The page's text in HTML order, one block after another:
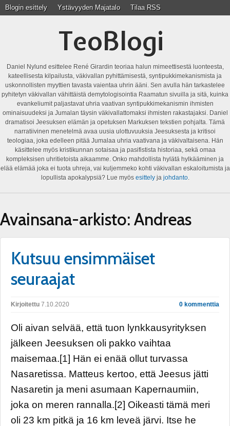
Blogin esittely Ystävyyden Majatalo Tilaa RSS
TeoBlogi
Daniel Nylund esittelee René Girardin teoriaa halun mimeettisestä luonteesta,
kateellisesta kilpailusta, väkivallan pyhittämisestä, syntipukkimekanismista ja
uskonnollisten myyttien tavasta vaientaa uhrin ääni. Sen avulla hän tarkastelee
pyhitetyn väkivallan vähittäistä demytologisointia Raamatun sivuilla ja sitä, kuinka
evankeliumit paljastavat uhria vaativan syntipukkimekanismin ihmisten
ominaisuudeksi ja Jumalan täysin väkivallattomaksi ihmisten rakastajaksi. Daniel
dramatisoi Jeesuksen elämän ja opetuksen Markuksen tekstien pohjalta. Tämä
narratiivinen menetelmä avaa uusia ulottuvuuksia Jeesuksesta ja kritisoi
teologiaa, joka edelleen pitää Jumalaa uhria vaativana ja väkivaltaisena. Hän
käsittelee myös kristikunnan sotaisaa ja pasifistista historiaa, sekä omaa
kompleksisen uhritietoista aikaamme. Onko mahdollista hylätä hylkääminen ja
elää elämää joka ei tuota uhreja, vai kuljemmeko kohti väkivallan eskaloitumista ja
lopullista apokalypsiä? Lue myös esittelyja johdanto.
Avainsana-arkisto: Andreas
Kutsuu ensimmäiset
seuraajat
Kirjoitettu 7.10.2020 0 kommenttia
Oli aivan selvää, että tuon lynkkausyrityksen
jälkeen Jeesuksen oli pakko vaihtaa
maisemaa.[1] Hän ei enää ollut turvassa
Nasaretissa. Matteus kertoo, että Jeesus jätti
Nasaretin ja meni asumaan Kapernaumiin,
joka on meren rannalla.[2] Oikeasti tämä meri
oli 23 km pitkä ja 16 km leveä järvi. Itse he